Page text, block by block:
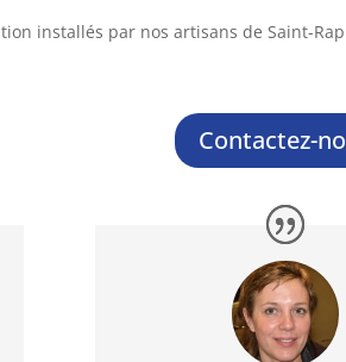
installés par nos artisans de Saint-
Contactez-